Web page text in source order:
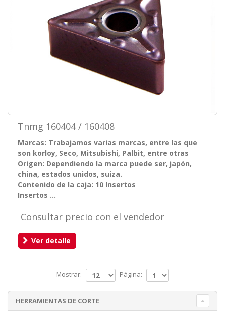
Tnmg 160404 / 160408
Marcas: Trabajamos varias marcas, entre las que
son korloy, Seco, Mitsubishi, Palbit, entre otras
Origen: Dependiendo la marca puede ser, japón,
china, estados unidos, suiza.
Contenido de la caja: 10 Insertos
Insertos ...
Consultar precio con el vendedor
Ver detalle
Página:
Mostrar:
HERRAMIENTAS DE CORTE